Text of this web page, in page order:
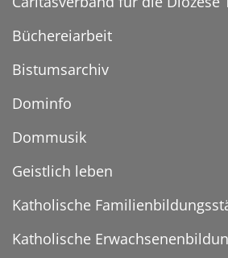
Büchereiarbeit
Bistumsarchiv
Dominfo
Dommusik
Geistlich leben
Katholische
Katholische